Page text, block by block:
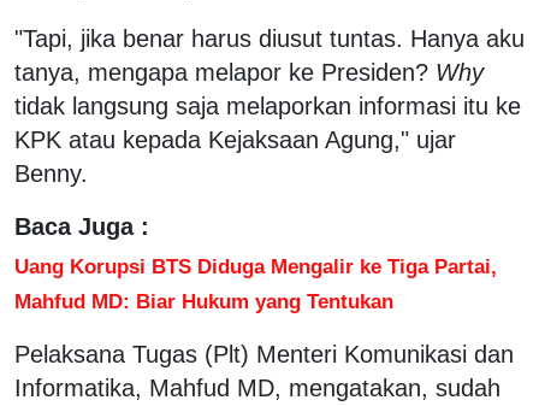
"Tapi, jika benar harus diusut tuntas. Hanya aku
tanya, mengapa melapor ke Presiden? Why
tidak langsung saja melaporkan informasi itu ke
KPK atau kepada Kejaksaan Agung," ujar
Benny.
Baca Juga :
Uang Korupsi BTS Diduga Mengalir ke Tiga Partai,
Mahfud MD: Biar Hukum yang Tentukan
Pelaksana Tugas (Plt) Menteri Komunikasi dan
Informatika, Mahfud MD, mengatakan, sudah